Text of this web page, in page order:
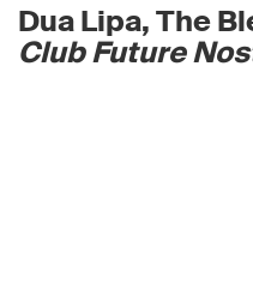
Dua Lipa, The
Club Future